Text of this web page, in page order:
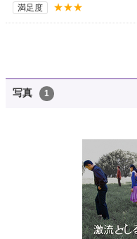
満足度 ★★★
写真 1